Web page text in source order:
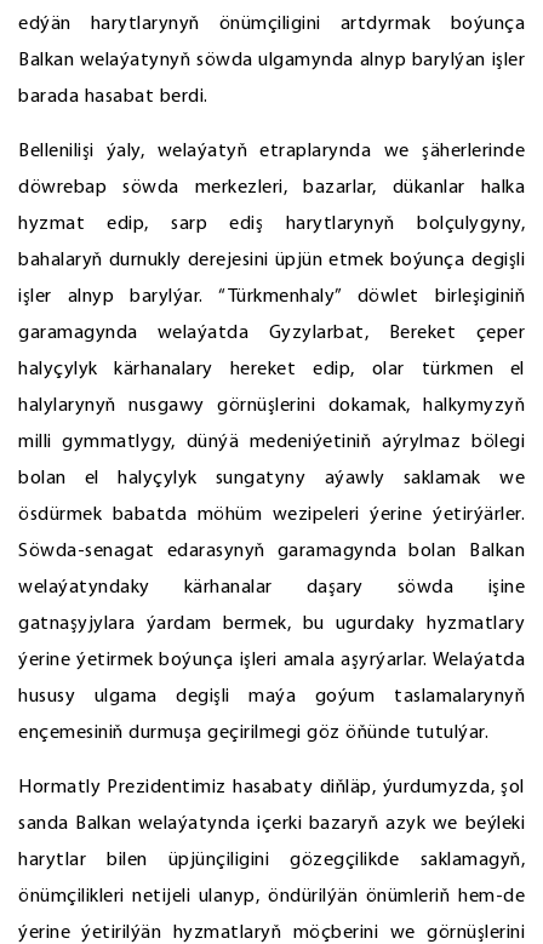
edýän harytlarynyň önümçiligini artdyrmak boýunça
Balkan welaýatynyň söwda ulgamynda alnyp barylýan işler
barada hasabat berdi.
Bellenilişi ýaly, welaýatyň etraplarynda we şäherlerinde
döwrebap söwda merkezleri, bazarlar, dükanlar halka
hyzmat edip, sarp ediş harytlarynyň bolçulygyny,
bahalaryň durnukly derejesini üpjün etmek boýunça degişli
işler alnyp barylýar. “Türkmenhaly” döwlet birleşiginiň
garamagynda welaýatda Gyzylarbat, Bereket çeper
halyçylyk kärhanalary hereket edip, olar türkmen el
halylarynyň nusgawy görnüşlerini dokamak, halkymyzyň
milli gymmatlygy, dünýä medeniýetiniň aýrylmaz bölegi
bolan el halyçylyk sungatyny aýawly saklamak we
ösdürmek babatda möhüm wezipeleri ýerine ýetirýärler.
Söwda-senagat edarasynyň garamagynda bolan Balkan
welaýatyndaky kärhanalar daşary söwda işine
gatnaşyjylara ýardam bermek, bu ugurdaky hyzmatlary
ýerine ýetirmek boýunça işleri amala aşyrýarlar. Welaýatda
hususy ulgama degişli maýa goýum taslamalarynyň
ençemesiniň durmuşa geçirilmegi göz öňünde tutulýar.
Hormatly Prezidentimiz hasabaty diňläp, ýurdumyzda, şol
sanda Balkan welaýatynda içerki bazaryň azyk we beýleki
harytlar bilen üpjünçiligini gözegçilikde saklamagyň,
önümçilikleri netijeli ulanyp, öndürilýän önümleriň hem-de
ýerine ýetirilýän hyzmatlaryň möçberini we görnüşlerini